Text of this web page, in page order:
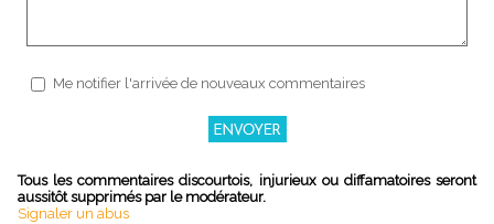
Me notifier l'arrivée de nouveaux commentaires
Tous les commentaires discourtois, injurieux ou diffamatoires seront
aussitôt supprimés par le modérateur.
Signaler un abus